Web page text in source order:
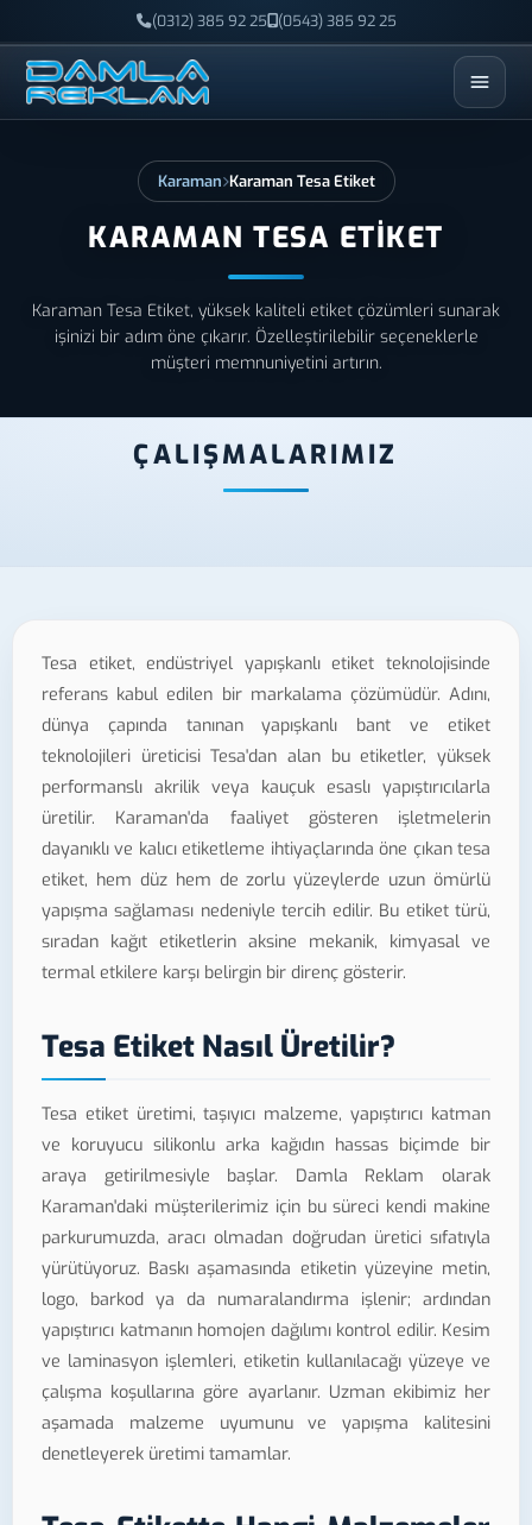
(0312) 385 92 25 (0543) 385 92 25
ESC
Karaman Karaman Tesa Etiket
KARAMAN TESA ETIKET
Karaman Tesa Etiket, yüksek kaliteli etiket çözümleri sunarak
işinizi bir adım öne çıkarır. Özelleştirilebilir seçeneklerle
müşteri memnuniyetini artırın.
ÇALIŞMALARIMIZ
Tesa etiket, endüstriyel yapışkanlı etiket teknolojisinde
referans kabul edilen bir markalama çözümüdür. Adını,
dünya çapında tanınan yapışkanlı bant ve etiket
teknolojileri üreticisi Tesa'dan alan bu etiketler, yüksek
performanslı akrilik veya kauçuk esaslı yapıştırıcılarla
üretilir. Karaman'da faaliyet gösteren işletmelerin
dayanıklı ve kalıcı etiketleme ihtiyaçlarında öne çıkan tesa
etiket, hem düz hem de zorlu yüzeylerde uzun ömürlü
yapışma sağlaması nedeniyle tercih edilir. Bu etiket türü,
sıradan kağıt etiketlerin aksine mekanik, kimyasal ve
termal etkilere karşı belirgin bir direnç gösterir.
Tesa Etiket Nasıl Üretilir?
Tesa etiket üretimi, taşıyıcı malzeme, yapıştırıcı katman
ve koruyucu silikonlu arka kağıdın hassas biçimde bir
araya getirilmesiyle başlar. Damla Reklam olarak
Karaman'daki müşterilerimiz için bu süreci kendi makine
parkurumuzda, aracı olmadan doğrudan üretici sıfatıyla
yürütüyoruz. Baskı aşamasında etiketin yüzeyine metin,
logo, barkod ya da numaralandırma işlenir; ardından
yapıştırıcı katmanın homojen dağılımı kontrol edilir. Kesim
ve laminasyon işlemleri, etiketin kullanılacağı yüzeye ve
çalışma koşullarına göre ayarlanır. Uzman ekibimiz her
aşamada malzeme uyumunu ve yapışma kalitesini
denetleyerek üretimi tamamlar.